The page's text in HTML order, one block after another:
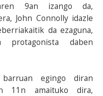
9an izango da,
John Connolly idazle
da ezaguna,
protagonista daben
egingo diran
11n amaituko dira,